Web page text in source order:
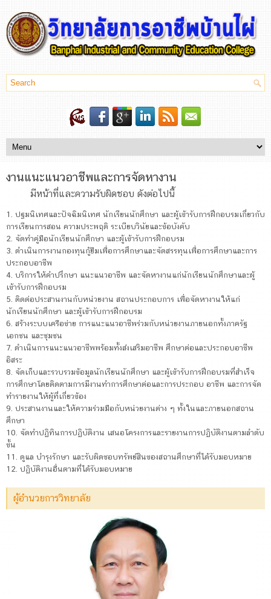
งานแนะแนวอาชีพและการจัดหางาน
มีหน้าที่และความรับผิดชอบ ดังต่อไปนี้
1. ปฐมนิเทศและปัจฉิมนิเทศ นักเรียนนักศึกษา และผู้เข้ารับการฝึกอบรมเกี่ยวกับ
การเรียนการสอน ความประพฤติ ระเบียบวินัยและข้อบังคับ
2. จัดทำคู่มือนักเรียนนักศึกษา และผู้เข้ารับการฝึกอบรม
3. ดำเนินการงานกองทุนกู้ยืมเพื่อการศึกษาและจัดสรรทุนเพื่อการศึกษาและการ
ประกอบอาชีพ
4. บริการให้คำปรึกษา แนะแนวอาชีพ และจัดหางานแก่นักเรียนนักศึกษาและผู้
เข้ารับการฝึกอบรม
5. ติดต่อประสานงานกับหน่วยงาน สถานประกอบการ เพื่อจัดหางานให้แก่
นักเรียนนักศึกษา และผู้เข้ารับการฝึกอบรม
6. สร้างระบบเครือข่าย การแนะแนวอาชีพร่วมกับหน่วยงานภายนอกทั้งภาครัฐ
เอกชน และชุมชน
7. ดำเนินการแนะแนวอาชีพพร้อมทั้งส่งเสริมอาชีพ ศึกษาต่อและประกอบอาชีพ
อิสระ
8. จัดเก็บและรวบรวมข้อมูลนักเรียนนักศึกษา และผู้เข้ารับการฝึกอบรมที่สำเร็จ
การศึกษาโดยติดตามการมีงานทำการศึกษาต่อและการประกอบ อาชีพ และการจัด
ทำรายงานให้ผู้ที่เกี่ยวข้อง
9. ประสานงานและให้ความร่วมมือกับหน่วยงานต่าง ๆ ทั้งในและภายนอกสถาน
ศึกษา
10. จัดทำปฏิทินการปฏิบัติงาน เสนอโครงการและรายงานการปฏิบัติงานตามลำดับ
ขั้น
11. ดูแล บำรุงรักษา และรับผิดชอบทรัพย์สินของสถานศึกษาที่ได้รับมอบหมาย
12. ปฏิบัติงานอื่นตามที่ได้รับมอบหมาย
ผู้อำนวยการวิทยาลัย